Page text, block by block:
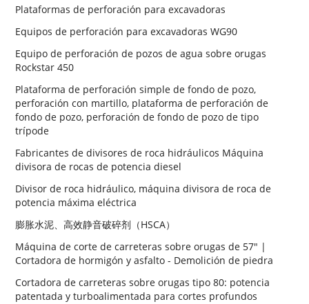
Plataformas de perforación para excavadoras
Equipos de perforación para excavadoras WG90
Equipo de perforación de pozos de agua sobre orugas
Rockstar 450
Plataforma de perforación simple de fondo de pozo,
perforación con martillo, plataforma de perforación de
fondo de pozo, perforación de fondo de pozo de tipo
trípode
Fabricantes de divisores de roca hidráulicos Máquina
divisora ​​de rocas de potencia diesel
Divisor de roca hidráulico, máquina divisora ​​de roca de
potencia máxima eléctrica
膨胀水泥、高效静音破碎剂（HSCA）
Máquina de corte de carreteras sobre orugas de 57" |
Cortadora de hormigón y asfalto - Demolición de piedra
Cortadora de carreteras sobre orugas tipo 80: potencia
patentada y turboalimentada para cortes profundos